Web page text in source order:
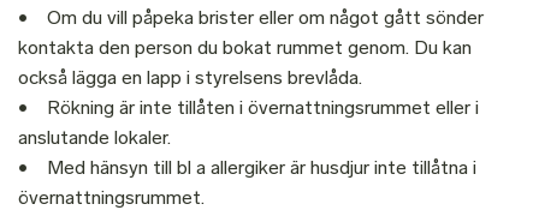
• Om du vill påpeka brister eller om något gått sönder
kontakta den person du bokat rummet genom. Du kan
också lägga en lapp i styrelsens brevlåda.
• Rökning är inte tillåten i övernattningsrummet eller i
anslutande lokaler.
• Med hänsyn till bl a allergiker är husdjur inte tillåtna i
övernattningsrummet.